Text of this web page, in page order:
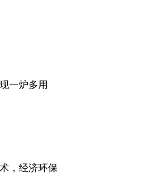
一炉多用
，经济环保